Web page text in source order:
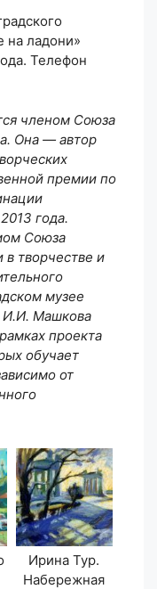
на ладони»
Телефон
членом Союза
Она — автор
премии по
года.
Союза
в творчестве и
музее
И.И. Машкова
проекта
обучает
от
Ирина Тур.
Набережная